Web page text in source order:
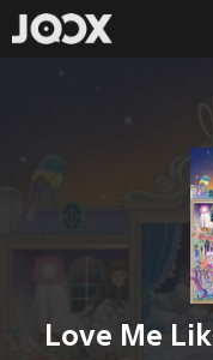
Love Me